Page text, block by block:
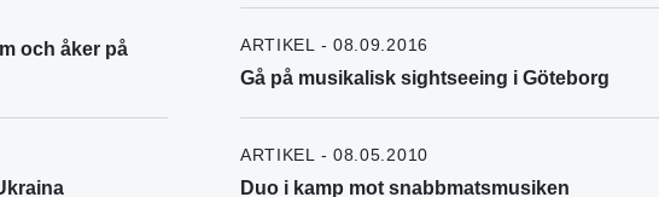
och åker på
ARTIKEL - 08.09.2016
Gå på musikalisk sightseeing i Göteborg
ARTIKEL - 08.05.2010
Duo i kamp mot snabbmatsmusiken